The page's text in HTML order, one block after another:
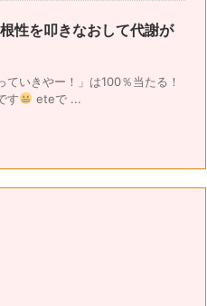
性を叩きなおして代謝が
ていきやー！」は100％当たる！
す
eteで ...